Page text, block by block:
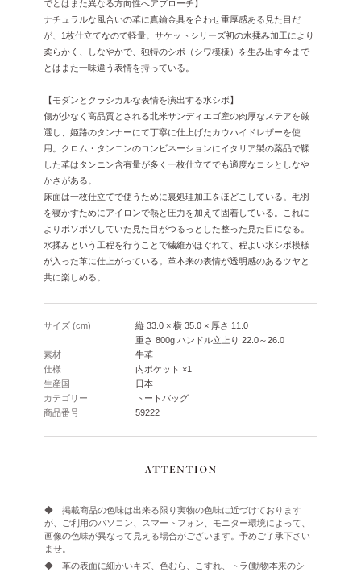
でとはまた異なる方向性へアプローチ】
ナチュラルな風合いの革に真鍮金具を合わせ重厚感ある見た目だ
が、1枚仕立てなので軽量。サケットシリーズ初の水揉み加工により
柔らかく、しなやかで、独特のシボ（シワ模様）を生み出す今まで
とはまた一味違う表情を持っている。
【モダンとクラシカルな表情を演出する水シボ】
傷が少なく高品質とされる北米サンディエゴ産の肉厚なステアを厳
選し、姫路のタンナーにて丁寧に仕上げたカウハイドレザーを使
用。クロム・タンニンのコンビネーションにイタリア製の薬品で鞣
した革はタンニン含有量が多く一枚仕立てでも適度なコシとしなや
かさがある。
床面は一枚仕立てで使うために裏処理加工をほどこしている。毛羽
を寝かすためにアイロンで熱と圧力を加えて固着している。これに
よりボソボソしていた見た目がつるっとした整った見た目になる。
水揉みという工程を行うことで繊維がほぐれて、程よい水シボ模様
が入った革に仕上がっている。革本来の表情が透明感のあるツヤと
共に楽しめる。
サイズ (cm)
縦 33.0 × 横 35.0 × 厚さ 11.0
重さ 800g ハンドル立上り 22.0～26.0
素材
牛革
仕様
内ポケット ×1
生産国
日本
カテゴリー
トートバッグ
商品番号
59222
◆ 掲載商品の色味は出来る限り実物の色味に近づけております
が、ご利用のパソコン、スマートフォン、モニター環境によって、
画像の色味が異なって見える場合がございます。予めご了承下さい
ませ。
◆ 革の表面に細かいキズ、色むら、こすれ、トラ(動物本来のシ